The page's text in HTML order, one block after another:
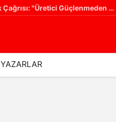
Ali Yüksel'den Çiftçiye Destek Çağrısı: "Üretici Güçlenmeden Türkiye Güçlenemez!"
YAZARLAR